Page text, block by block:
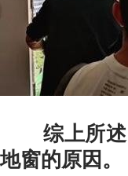
综上所
地窗的原因。